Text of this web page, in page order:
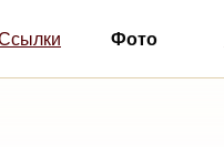
Фото